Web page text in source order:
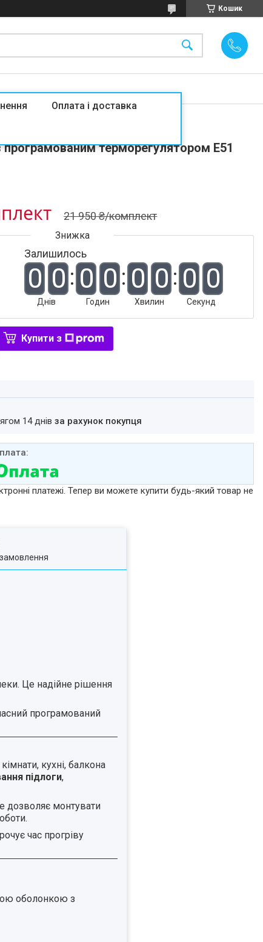
Кошик
Оплата і доставка
програмованим терморегулятором E51
21 950 ₴/комплект
Залишилось
0 0
Днів
0 0
Годин
0 0
Хвилин
0 0
Секунд
Купити з
14 днівза рахунок покупця
платежі. Тепер ви можете купити будь-який товар не
Це надійне рішення
програмований
кухні, балкона
підлоги,
дозволяє монтувати
час прогріву
оболонкою з